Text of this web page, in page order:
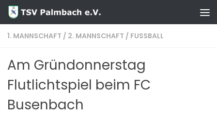
Zum Inhalt springen
1. MANNSCHAFT / 2. MANNSCHAFT / FUSSBALL
Am Gründonnerstag
Flutlichtspiel beim FC
Busenbach